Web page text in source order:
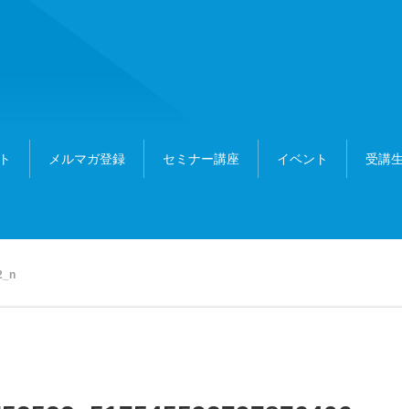
メルマガ登録 セミナー講座 イベント 受講